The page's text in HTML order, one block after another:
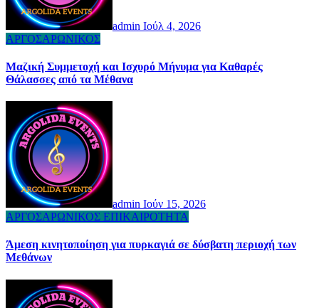
admin Ιούλ 4, 2026
ΑΡΓΟΣΑΡΩΝΙΚΟΣ
Μαζική Συμμετοχή και Ισχυρό Μήνυμα για Καθαρές
Θάλασσες από τα Μέθανα
admin Ιούν 15, 2026
ΑΡΓΟΣΑΡΩΝΙΚΟΣ ΕΠΙΚΑΙΡΟΤΗΤΑ
Άμεση κινητοποίηση για πυρκαγιά σε δύσβατη περιοχή των
Μεθάνων